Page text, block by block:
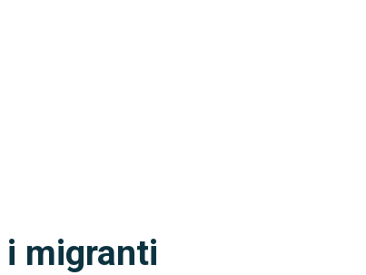
i migranti